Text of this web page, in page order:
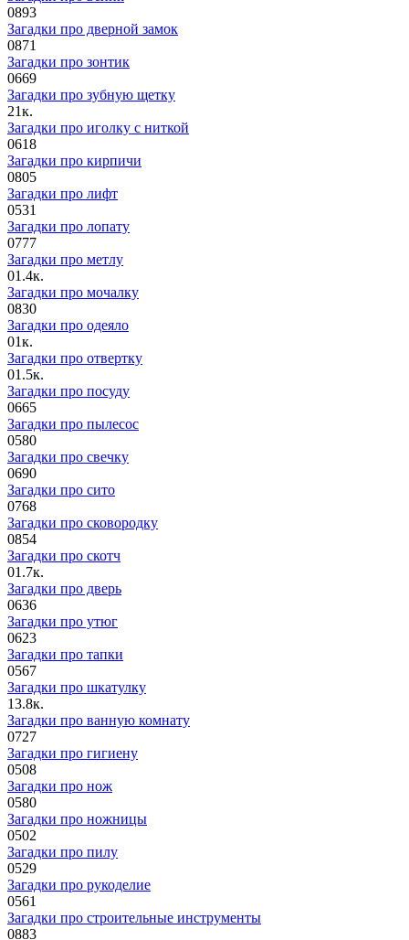
0893
Загадки про дверной замок
0871
Загадки про зонтик
0669
Загадки про зубную щетку
21к.
Загадки про иголку с ниткой
0618
Загадки про кирпичи
0805
Загадки про лифт
0531
Загадки про лопату
0777
Загадки про метлу
01.4к.
Загадки про мочалку
0830
Загадки про одеяло
01к.
Загадки про отвертку
01.5к.
Загадки про посуду
0665
Загадки про пылесос
0580
Загадки про свечку
0690
Загадки про сито
0768
Загадки про сковородку
0854
Загадки про скотч
01.7к.
Загадки про дверь
0636
Загадки про утюг
0623
Загадки про тапки
0567
Загадки про шкатулку
13.8к.
Загадки про ванную комнату
0727
Загадки про гигиену
0508
Загадки про нож
0580
Загадки про ножницы
0502
Загадки про пилу
0529
Загадки про рукоделие
0561
Загадки про строительные инструменты
0883